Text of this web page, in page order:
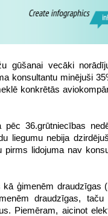
gūšanai vecāki
konsultantu minējuši
konkrētās
36.grūtniecības
liegumu nebija
pirms lidojuma nav
ģimenēm draudzīgas
draudzīgas,
Piemēram, aicinot